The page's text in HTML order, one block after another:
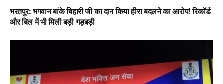
भरतपुर: भगवान बांके बिहारी जी का दान किया हीरा बदलने का आरोप! रिकॉर्ड
और बिल में भी मिली बड़ी गड़बड़ी